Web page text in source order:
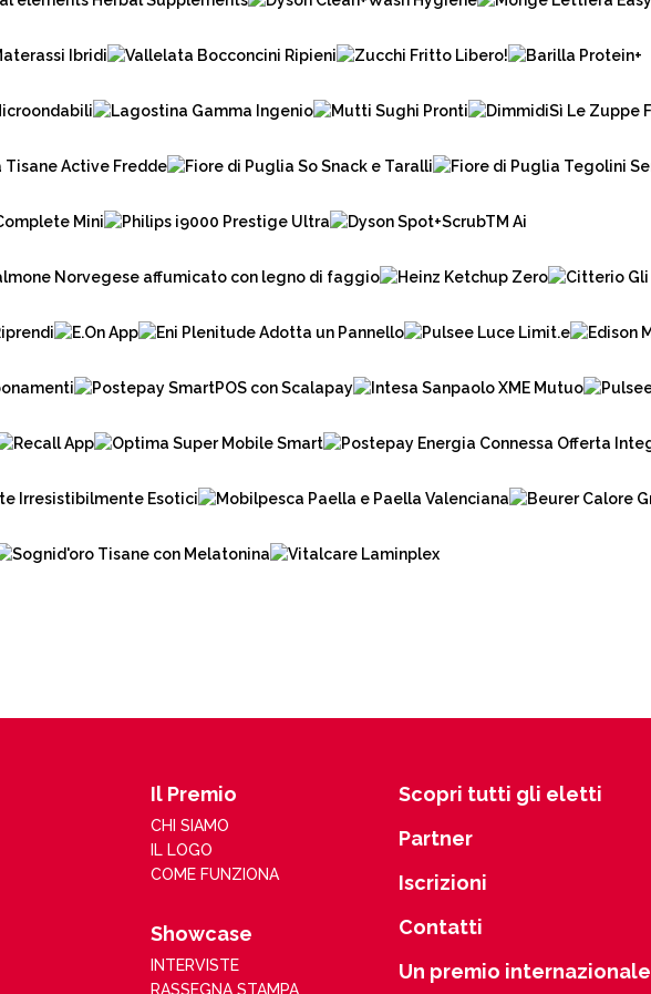
Il Premio
CHI SIAMO
IL LOGO
COME FUNZIONA
Showcase
INTERVISTE
RASSEGNA STAMPA
Scopri tutti gli eletti
Partner
Iscrizioni
Contatti
Un premio internazionale